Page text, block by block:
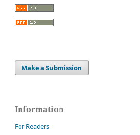
Make a Submission
Information
For Readers